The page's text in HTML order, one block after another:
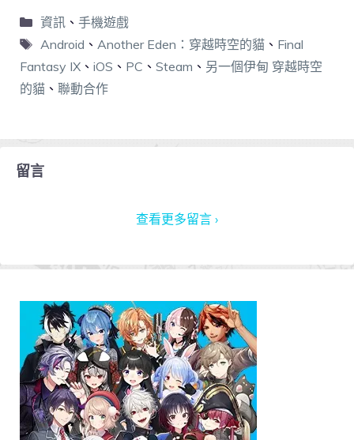
資訊、 手機遊戲
Android 、 Another Eden：穿越時空的貓、 Final
Fantasy IX 、 iOS 、 PC 、 Steam 、 另一個伊甸 穿越時空
的貓 、 聯動合作
留言
查看更多留言 ›